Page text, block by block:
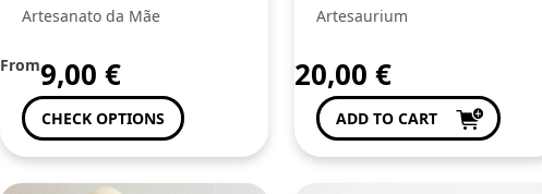
Artesanato da Mãe
From9,00 €
CHECK OPTIONS
Artesaurium
20,00 €
ADD TO CART